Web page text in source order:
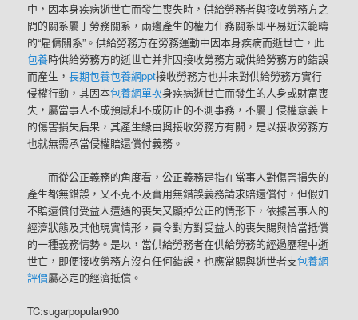
中，因本身疾病逝世亡而發生喪失時，供給勞務者與接收勞務方之
間的關系屬于勞務關系，兩邊產生的權力任務關系即平易近法範疇
的“雇傭關系”。供給勞務方在勞務運動中因本身疾病而逝世亡，此
包養時供給勞務方的逝世亡并非因接收勞務方或供給勞務方的錯誤
而產生，長期包養包養網ppt接收勞務方也并未對供給勞務方實行
侵權行動，其因本包養網單次身疾病逝世亡而發生的人身或財富喪
失，屬當事人不成預感和不成防止的不測事務，不屬于侵權意義上
的傷害損失后果，其產生緣由與接收勞務方有關，是以接收勞務方
也就無需承當侵權賠還償付義務。
而從公正義務的角度看，公正義務是指在當事人對傷害損失的
產生都無錯誤，又不克不及實用無錯誤義務請求賠還償付，但假如
不賠還償付受益人遭遇的喪失又顯掉公正的情形下，依據當事人的
經濟狀態及其他現實情形，責令對方對受益人的喪失賜與恰當抵償
的一種義務情勢。是以，當供給勞務者在供給勞務的經過歷程中逝
世亡，即便接收勞務方沒有任何錯誤，也應當賜與逝世者支包養網
評價屬必定的經濟抵償。
TC:sugarpopular900